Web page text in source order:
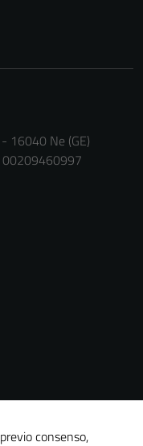
16040 Ne (GE)
00209460997
consenso,